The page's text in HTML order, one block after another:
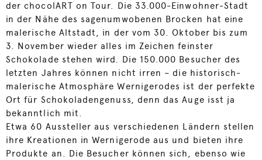
der chocolART on Tour. Die 33.000-Einwohner-Stadt
in der Nähe des sagenumwobenen Brocken hat eine
malerische Altstadt, in der vom 30. Oktober bis zum
3. November wieder alles im Zeichen feinster
Schokolade stehen wird. Die 150.000 Besucher des
letzten Jahres können nicht irren – die historisch-
malerische Atmosphäre Wernigerodes ist der perfekte
Ort für Schokoladengenuss, denn das Auge isst ja
bekanntlich mit.
Etwa 60 Aussteller aus verschiedenen Ländern stellen
ihre Kreationen in Wernigerode aus und bieten ihre
Produkte an. Die Besucher können sich, ebenso wie